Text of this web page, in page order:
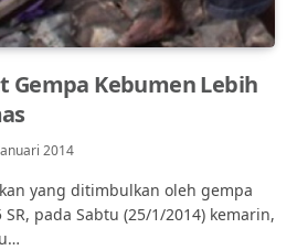
Gempa Kebumen Lebih
2014
yang ditimbulkan oleh gempa
pada Sabtu (25/1/2014) kemarin,